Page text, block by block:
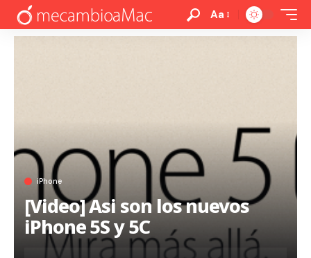
Aa
iPhone
[Video] Asi son los nuevos
iPhone 5S y 5C